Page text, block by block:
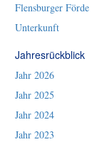
Flensburger Förde
Unterkunft
Jahresrückblick
Jahr 2026
Jahr 2025
Jahr 2024
Jahr 2023